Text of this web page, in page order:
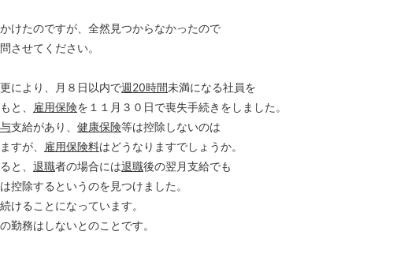
けたのですが、全然見つからなかったので
させてください。
により、月８日以内で週20時間未満になる社員を
と、
雇用保険を１１月３０日で喪失手続きをしました。
支給があり、 健康保険等は控除しないのは
すが、
雇用保険料はどうなりますでしょうか。
と、 退職者の場合には退職後の翌月支給でも
は控除するというのを見つけました。
けることになっています。
勤務はしないとのことです。